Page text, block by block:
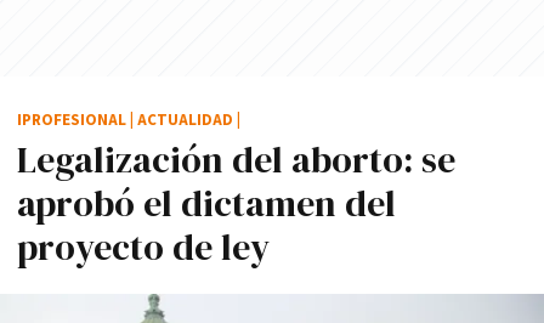
Legalización del aborto: se
aprobó el dictamen del
proyecto de ley
IPROFESIONAL ACTUALIDAD